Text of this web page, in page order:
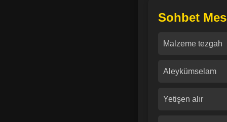
Sohbet
Malzeme tezgah
Aleykümselam
Yetişen alır